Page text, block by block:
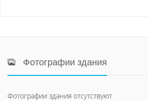
Фотографии здания
Фотографии здания отсутствуют